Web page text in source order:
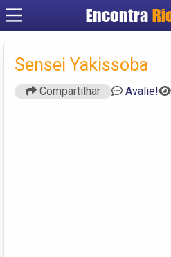
Encontra
Criar
Sensei Yakissoba
Compartilhar Avalie!